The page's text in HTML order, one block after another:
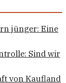
jünger: Eine
Sind wir
von Kaufland